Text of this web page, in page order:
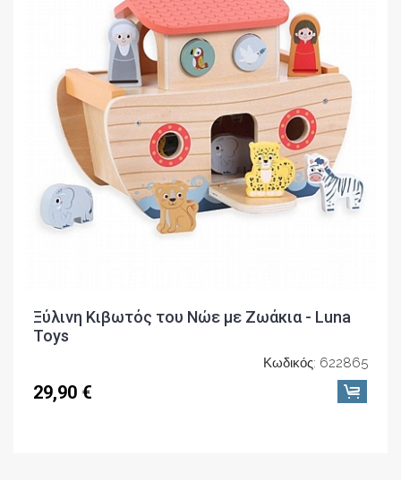
Ξύλινη Κιβωτός του Νώε με Ζωάκια - Luna
Toys
Κωδικός: 622865
29,90 €